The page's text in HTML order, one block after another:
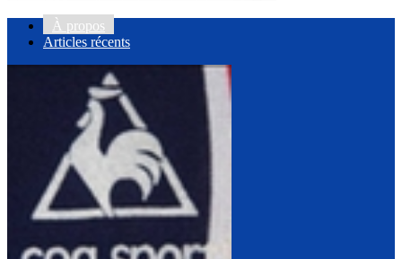
À propos
Articles récents